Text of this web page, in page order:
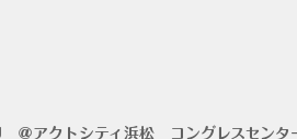
アクトシティ浜松 コングレスセンタ